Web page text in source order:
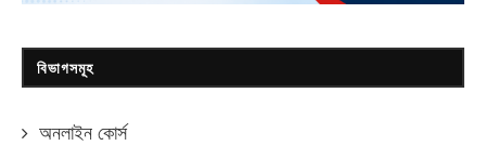
বিভাগসমূহ
অনলাইন কোর্স